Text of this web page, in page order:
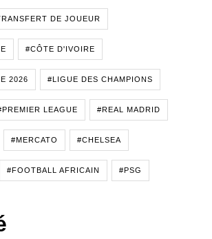
DE JOUEUR
#CÔTE D'IVOIRE
2026 #LIGUE DES CHAMPIONS
LEAGUE #REAL MADRID
#MERCATO #CHELSEA
#FOOTBALL AFRICAIN #PSG